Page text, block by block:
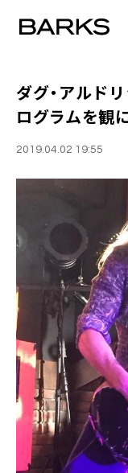
ダグ・アルド
ログラムを観
2019.04.02 19:55